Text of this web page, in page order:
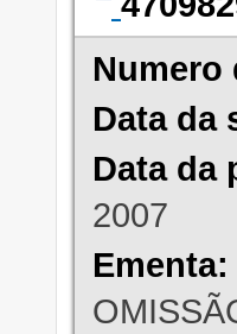
Numero
Data da
Data da
2007
Ementa: